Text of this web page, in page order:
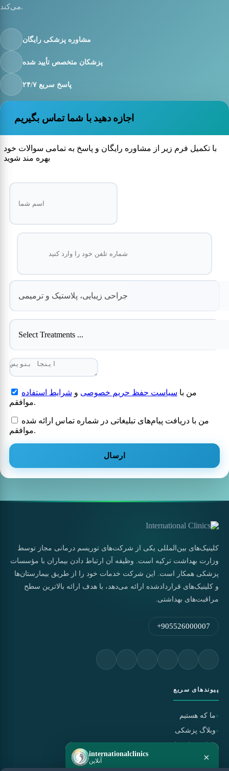
می‌کند.
مشاوره پزشکی رایگان
پزشکان متخصص تأیید شده
پاسخ سریع ۲۴/۷
اجازه دهید با شما تماس بگیریم
با تکمیل فرم زیر از مشاوره رایگان و پاسخ به تمامی سوالات خود
بهره مند شوید
جراحی زیبایی، پلاستیک و ترمیمی
Select Treatments ...
من با سیاست حفظ حریم خصوصی و شرایط استفاده
موافقم.
موافقم.
ارسال
internationalclinics
آنلاین ×
کلینیک‌های بین‌المللی یکی از شرکت‌های توریسم درمانی مجاز توسط
وزارت بهداشت ترکیه است. وظیفه آن ارتباط دادن بیماران با مؤسسات
پزشکی همکار است. این شرکت خدمات خود را از طریق بیمارستان‌ها
و کلینیک‌های قراردادشده ارائه می‌دهد، با هدف ارائه بالاترین سطح
مراقبت‌های بهداشتی.
+905526000007
پیوندهای سریع
ما که هستیم
وبلاگ پزشکی
سیاست استفاده
سیاست حفظ حریم خصوصی